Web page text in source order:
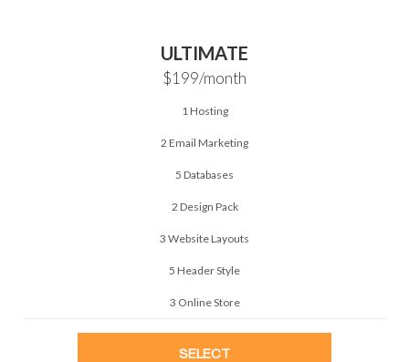
ULTIMATE
$199/month
1 Hosting
2 Email Marketing
5 Databases
2 Design Pack
3 Website Layouts
5 Header Style
3 Online Store
SELECT